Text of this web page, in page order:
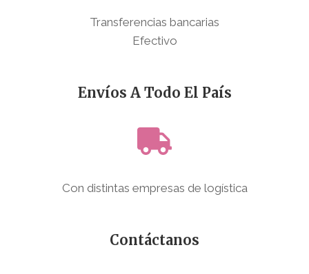
Transferencias bancarias
Efectivo
Envíos A Todo El País
Con distintas empresas de logística
Contáctanos